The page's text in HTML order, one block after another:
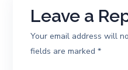
Leave a
Your email address will
fields are marked*